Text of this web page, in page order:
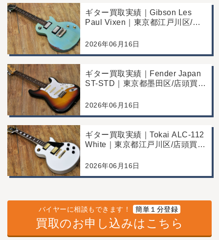
ギター買取実績｜Gibson Les
Paul Vixen｜東京都江戸川区/店
例
2026年06月16日
ギター買取実績｜Fender Japan
ST-STD｜東京都墨田区/店頭買
2026年06月16日
ギター買取実績｜Tokai ALC-112
White｜東京都江戸川区/店頭買
2026年06月16日
バイヤーに相談もできます！ 簡単１分登録
買取のお申し込みはこちら